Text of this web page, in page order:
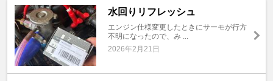
水回りリフレッシュ
エンジン仕様変更したときにサーモが行方
不明になったので、み ...
2026年2月21日